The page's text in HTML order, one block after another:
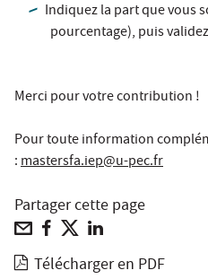
Indiquez la part que vous
pourcentage), puis
Merci pour votre contribution !
Pour toute information
:mastersfa.iep@u-pec.fr
Partager cette page
Télécharger en PDF